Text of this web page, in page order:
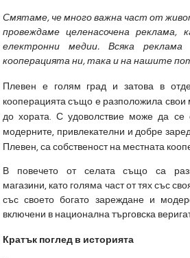
Смятаме, че много важна част от
провеждаме целенасочена реклама,
електронни медии. Всяка
кооперацията ни, така и на нашите
Плевен е голям град и затова в
кооперацията също е разположила свои
до хората. С удоволствие може да се
модерните, привлекателни и добре
Плевен, са собственост на местната
В повечето от селата също са
магазини, като голяма част от тях със
със своето богато зареждане и
включени в национална търговска
Кратък поглед в историята